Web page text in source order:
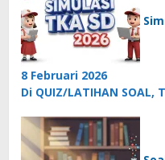
8 Februari 2026
Di QUIZ/LATIHAN SOAL,